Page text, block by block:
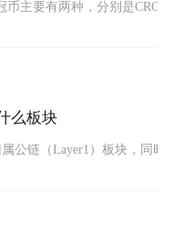
币主要有两种，分别是
么板块
公链（Layer1）板块，同时